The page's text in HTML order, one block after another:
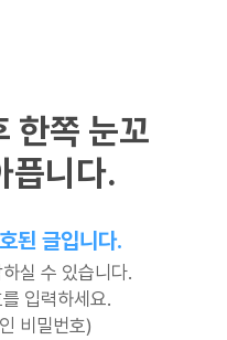
한쪽 눈꼬
픕니다.
된 글입니다.
실 수 있습니다.
입력하세요.
비밀번호)